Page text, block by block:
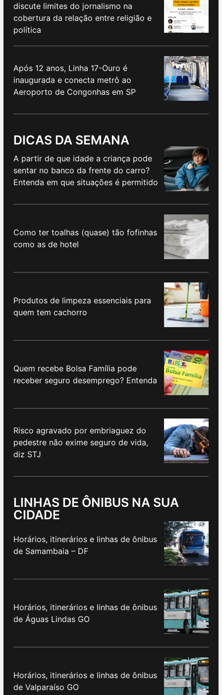
discute limites do jornalismo na
cobertura da relação entre religião e
política
Após 12 anos, Linha 17-Ouro é
inaugurada e conecta metrô ao
Aeroporto de Congonhas em SP
DICAS DA SEMANA
A partir de que idade a criança pode
sentar no banco da frente do carro?
Entenda em que situações é permitido
Como ter toalhas (quase) tão fofinhas
como as de hotel
Produtos de limpeza essenciais para
quem tem cachorro
Quem recebe Bolsa Família pode
receber seguro desemprego? Entenda
Risco agravado por embriaguez do
pedestre não exime seguro de vida,
diz STJ
LINHAS DE ÔNIBUS NA SUA
CIDADE
Horários, itinerários e linhas de ônibus
de Samambaia – DF
Horários, itinerários e linhas de ônibus
de Águas Lindas GO
Horários, itinerários e linhas de ônibus
de Valparaíso GO